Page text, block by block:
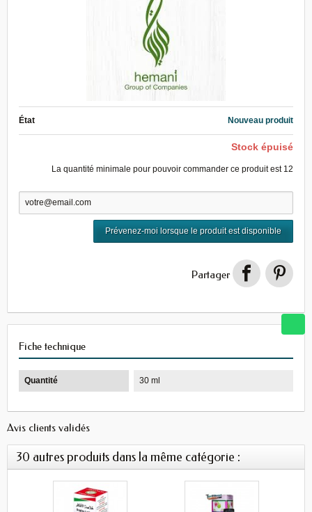
État Nouveau produit
Stock épuisé
La quantité minimale pour pouvoir commander ce produit est 12
Prévenez-moi lorsque le produit est disponible
Partager
Fiche technique
Quantité 30 ml
Avis clients validés
30 autres produits dans la même catégorie :